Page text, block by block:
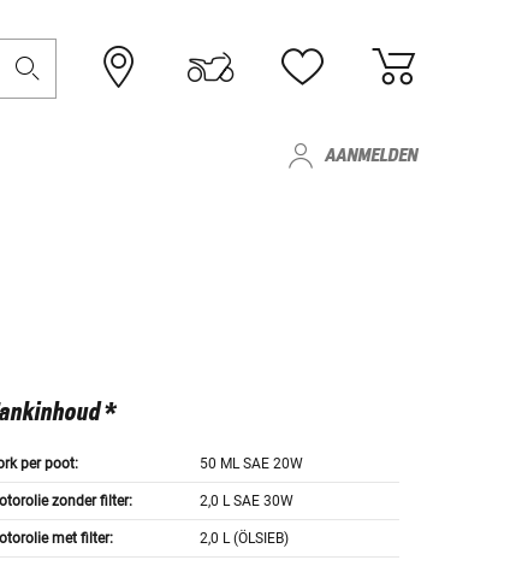
AANMELDEN
*
per poot: 50 ML SAE 20W
zonder filter: 2,0 L SAE 30W
met filter: 2,0 L (ÖLSIEB)